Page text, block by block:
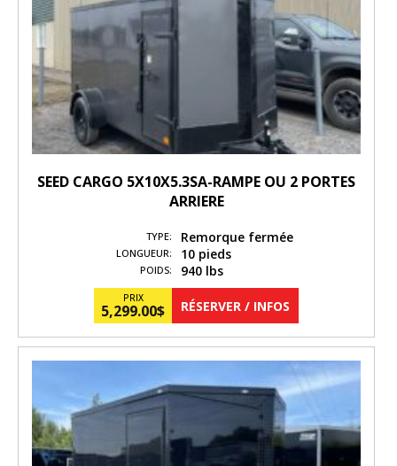
SEED CARGO 5X10X5.3SA-RAMPE OU 2 PORTES
ARRIERE
TYPE: Remorque fermée
LONGUEUR: 10 pieds
POIDS: 940 lbs
PRIX
5,299.00$ RÉSERVER / INFOS